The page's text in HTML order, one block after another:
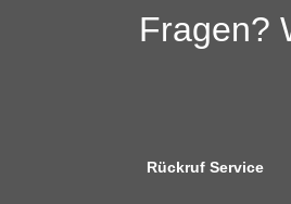
Fragen?
Rückruf Service